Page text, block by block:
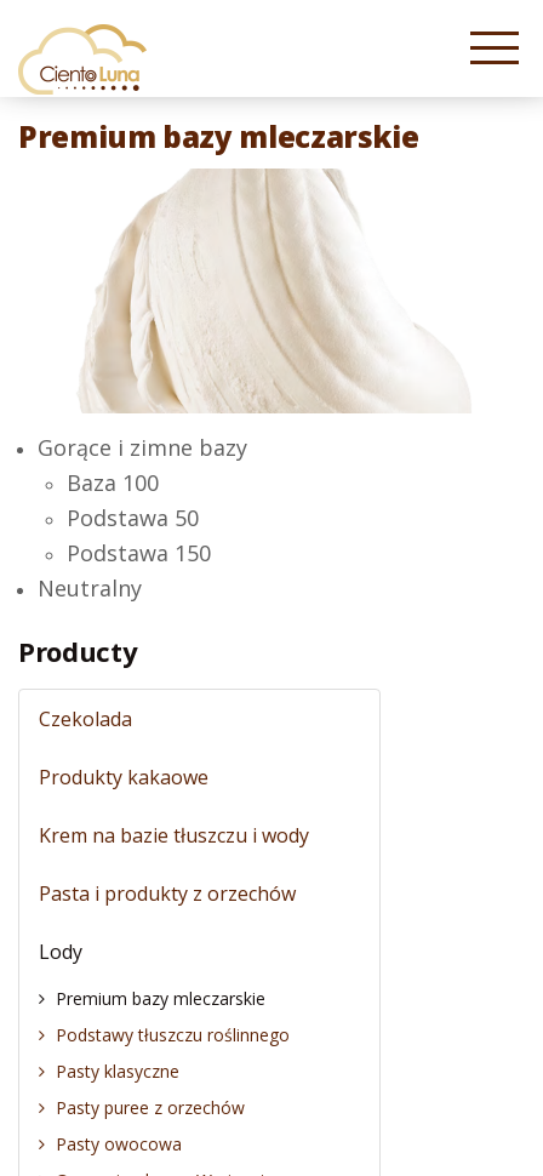
Premium bazy mleczarskie
Gorące i zimne bazy
Baza 100
Podstawa 50
Podstawa 150
Neutralny
Producty
Czekolada
Produkty kakaowe
Krem na bazie tłuszczu i wody
Pasta i produkty z orzechów
Lody
Premium bazy mleczarskie
Podstawy tłuszczu roślinnego
Pasty klasyczne
Pasty puree z orzechów
Pasty owocowa